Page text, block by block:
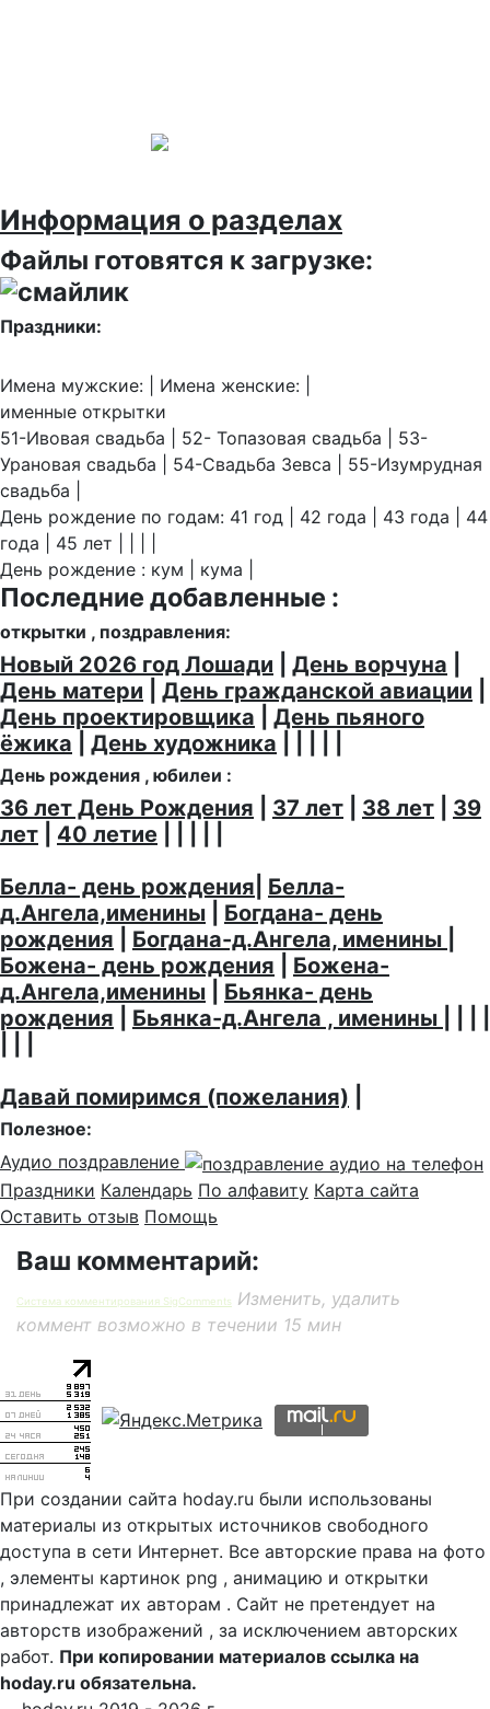
Информация о разделах
Файлы готовятся к загрузке:
Праздники:
Имена мужские: | Имена женские: |
именные открытки
51-Ивовая свадьба | 52- Топазовая свадьба | 53-
Урановая свадьба | 54-Свадьба Зевса | 55-Изумрудная
свадьба |
День рождение по годам: 41 год | 42 года | 43 года | 44
года | 45 лет | | | |
День рождение : кум | кума |
Последние добавленные :
открытки , поздравления:
Новый 2026 год Лошади День ворчуна
День матери
День гражданской авиации
День проектировщика
День пьяного
ёжика
День художника
День рождения , юбилеи :
36 лет День Рождения 37 лет 38 лет
39
лет
40 летие
Белла- день рождения Белла-
д.Ангела,именины
Богдана- день
рождения
Богдана-д.Ангела, именины
Божена- день рождения
Божена-
д.Ангела,именины
Бьянка- день
рождения
Бьянка-д.Ангела , именины
Давай помиримся (пожелания)
Полезное:
Аудио поздравление
Праздники Календарь По алфавиту Карта сайта
Оставить отзыв Помощь
Ваш комментарий:
Система комментирования SigComments
Изменить, удалить
коммент возможно в течении 15 мин
При создании сайта hoday.ru были использованы
материалы из открытых источников свободного
доступа в сети Интернет. Все авторские права на фото
, элементы картинок png , анимацию и открытки
принадлежат их авторам . Сайт не претендует на
авторств изображений , за исключением авторских
работ. При копировании материалов ссылка на
hoday.ru обязательна.